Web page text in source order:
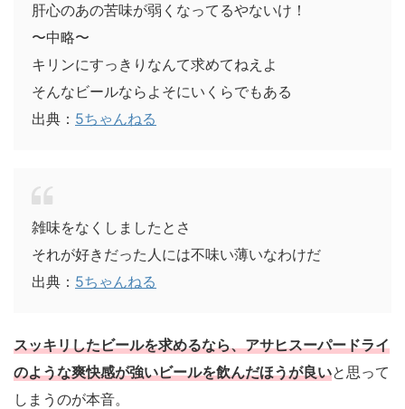
肝心のあの苦味が弱くなってるやないけ！
〜中略〜
キリンにすっきりなんて求めてねえよ
そんなビールならよそにいくらでもある
出典： 5ちゃんねる
雑味をなくしましたとさ
それが好きだった人には不味い薄いなわけだ
出典： 5ちゃんねる
スッキリしたビールを求めるなら、アサヒスーパードライ
のような爽快感が強いビールを飲んだほうが良いと思って
しまうのが本音。